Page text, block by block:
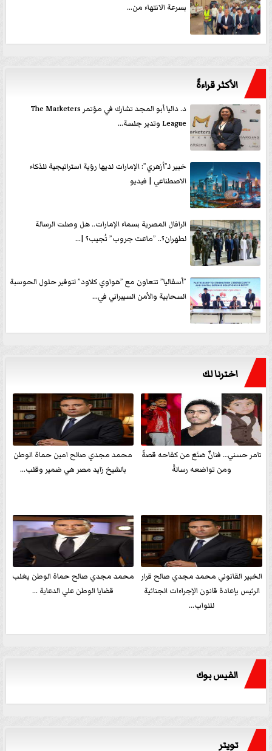
بسرعة الانتهاء من...
الأكثر قراءةً
د. داليا أبو المجد تشارك في مؤتمر The Marketers
League وتدير جلسة...
خبير لـ”أزهري”: الإمارات لديها رؤية استراتيجية للذكاء
الاصطناعي | فيديو
الرافال المصرية بسماء الإمارات.. هل وصلت الرسالة
لطهران؟.. ”ماعت جروب” تُجيب؟ |...
”أسفاليا” تتعاون مع ”هواوي كلاود” لتوفير حلول الحوسبة
السحابية والأمن السيبراني في...
اخترنا لك
تامر حسني… فنانٌ صَنَعَ من كفاحه قصةً
ومن تواضعه رسالةً
محمد مجدي صالح امين حماة الوطن
بالشيخ زايد مصر هي ضمير وقلب...
الخبير القانوني محمد مجدي صالح قرار
الرئيس بإعادة قانون الإجراءات الجنائية
للنواب...
محمد مجدي صالح حماة الوطن يغلب
قضايا الوطن علي الدعاية ...
الفيس بوك
تويتر